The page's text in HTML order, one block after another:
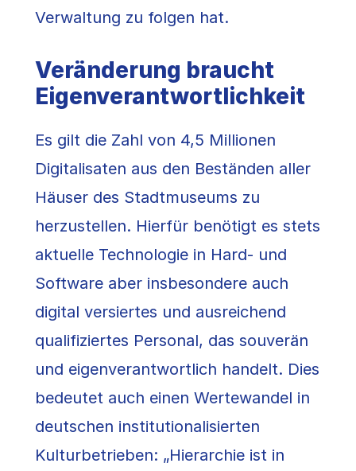
Verwaltung zu folgen hat.
Veränderung braucht
Eigenverantwortlichkeit
Es gilt die Zahl von 4,5 Millionen
Digitalisaten aus den Beständen aller
Häuser des Stadtmuseums zu
herzustellen. Hierfür benötigt es stets
aktuelle Technologie in Hard- und
Software aber insbesondere auch
digital versiertes und ausreichend
qualifiziertes Personal, das souverän
und eigenverantwortlich handelt. Dies
bedeutet auch einen Wertewandel in
deutschen institutionalisierten
Kulturbetrieben: „Hierarchie ist in